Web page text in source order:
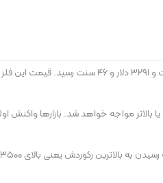
به گزارش اخباربانک، بهای هر اونس طلا برای تحویل فوری، پس از ثبت افزایش ۰.۵ درصدی در روز گذشته، در
جهانی ۱۰ درصدی را حفظ خواهد کرد، در حالی که واردات از کشورهایی که با آمریکا، مازاد تجاری دارند با تعرفه ۱۵ درصدی